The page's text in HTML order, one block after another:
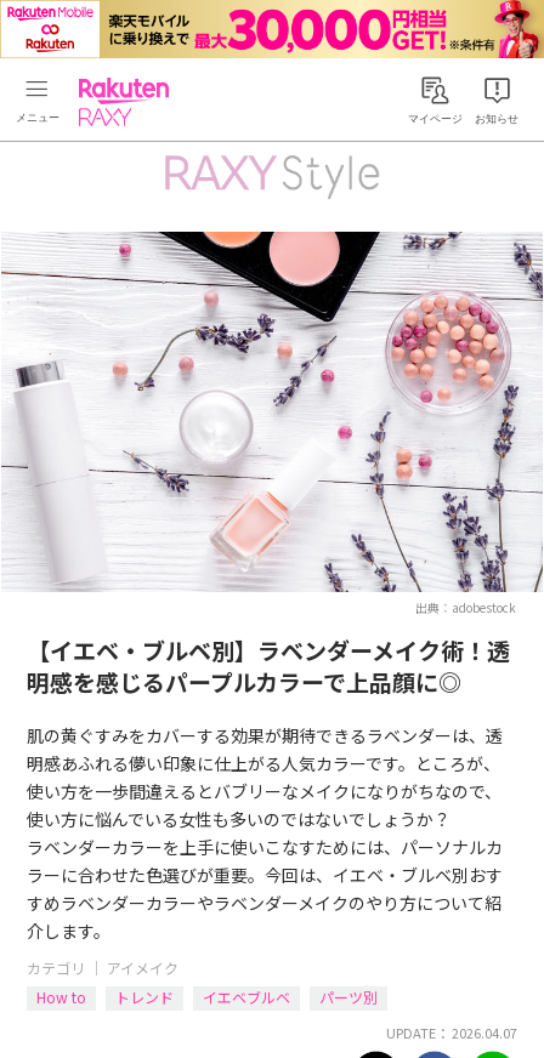
Rakuten RAXYマイページ お知らせ
出典：adobestock
【イエベ・ブルベ別】ラベンダーメイク術！透
明感を感じるパープルカラーで上品顔に◎
肌の黄ぐすみをカバーする効果が期待できるラベンダーは、透
明感あふれる儚い印象に仕上がる人気カラーです。ところが、
使い方を一歩間違えるとバブリーなメイクになりがちなので、
使い方に悩んでいる女性も多いのではないでしょうか？
ラベンダーカラーを上手に使いこなすためには、パーソナルカ
ラーに合わせた色選びが重要。今回は、イエベ・ブルベ別おす
すめラベンダーカラーやラベンダーメイクのやり方について紹
介します。
カテゴリ ｜ アイメイク
How to
トレンド イエベブルベ パーツ別
UPDATE： 2026.04.07